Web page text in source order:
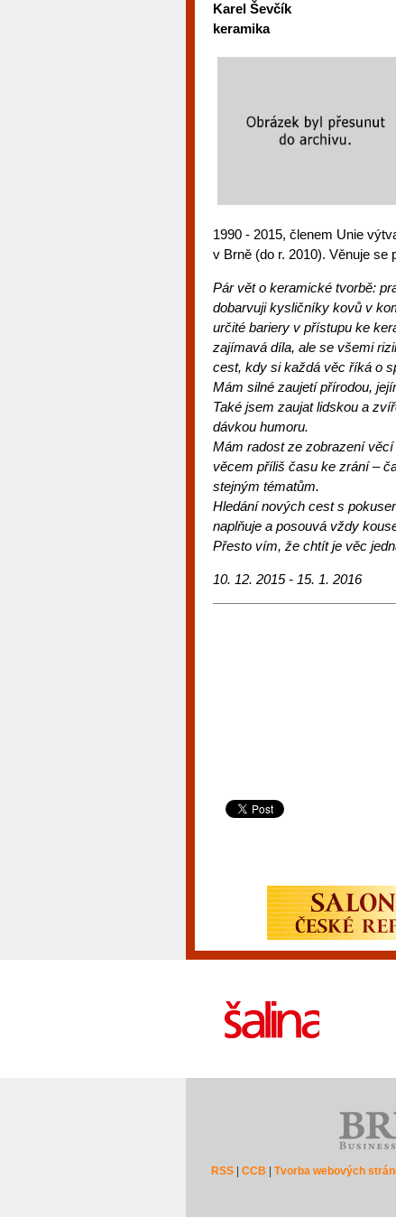
Karel Ševčík
keramika
1990 - 2015, členem Unie
v Brně (do r. 2010). Věnuje
Pár vět o keramické tvorbě: p
dobarvuji kysličníky kovů v
určité bariery v přístupu ke
zajímavá díla, ale se všemi
cest, kdy si každá věc říká o
Mám silné zaujetí přírodou,
Také jsem zaujat lidskou a
dávkou humoru.
Mám radost ze zobrazení
věcem příliš času ke zrání –
stejným tématům.
Hledání nových cest s
naplňuje a posouvá vždy
Přesto vím, že chtít je věc
10. 12. 2015 - 15. 1. 2016
RSS| CCB Tvorba webových